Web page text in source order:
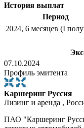
История выплат
Период
2024, 6 месяцев (I
07.10.2024
Профиль эмитента
Каршеринг Руссия
Лизинг и аренда ,
ПАО "Каршеринг